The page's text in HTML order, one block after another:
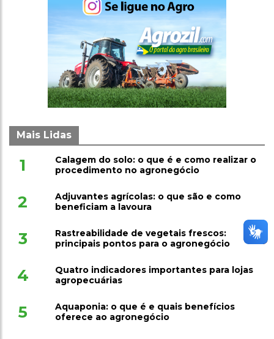
Mais Lidas
1
Calagem do solo: o que é e como realizar o
procedimento no agronegócio
2
Adjuvantes agrícolas: o que são e como
beneficiam a lavoura
3
Rastreabilidade de vegetais frescos:
principais pontos para o agronegócio
4
Quatro indicadores importantes para lojas
agropecuárias
5
Aquaponia: o que é e quais benefícios
oferece ao agronegócio